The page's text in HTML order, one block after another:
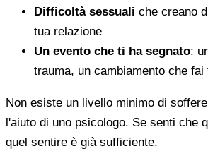
Difficoltà sessuali che creano
tua relazione
Un evento che ti ha segnato:
trauma, un cambiamento che
Non esiste un livello minimo di
l'aiuto di uno psicologo. Se senti che
quel sentire è già sufficiente.